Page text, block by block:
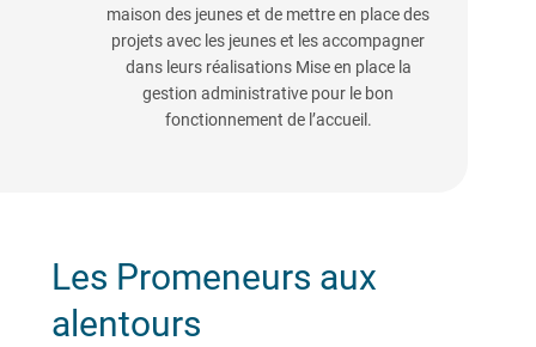
maison des jeunes et de mettre en place des
projets avec les jeunes et les accompagner
dans leurs réalisations Mise en place la
gestion administrative pour le bon
fonctionnement de l’accueil.
Les Promeneurs aux
alentours